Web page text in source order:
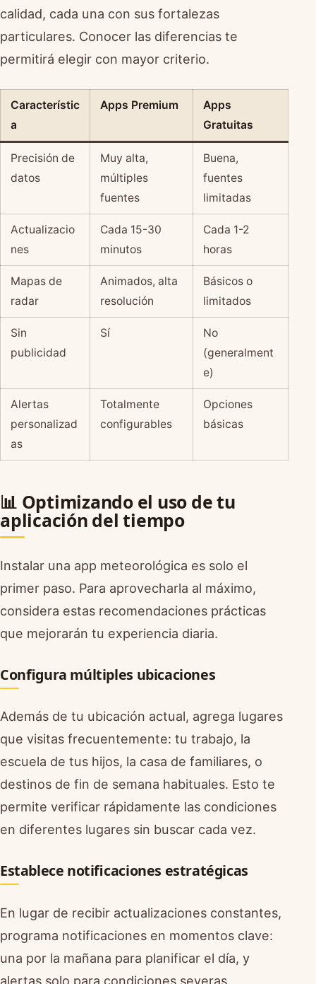
calidad, cada una con sus fortalezas
particulares. Conocer las diferencias te
permitirá elegir con mayor criterio.
Característic
a
Apps Premium
Apps
Gratuitas
Precisión de
datos
Muy alta,
múltiples
fuentes
Buena,
fuentes
limitadas
Actualizacio
nes
Cada 15-30
minutos
Cada 1-2
horas
Mapas de
radar
Animados, alta
resolución
Básicos o
limitados
Sin
publicidad
Sí
No
(generalment
e)
Alertas
personalizad
as
Totalmente
configurables
Opciones
básicas
📊 Optimizando el uso de tu
aplicación del tiempo
Instalar una app meteorológica es solo el
primer paso. Para aprovecharla al máximo,
considera estas recomendaciones prácticas
que mejorarán tu experiencia diaria.
Configura múltiples ubicaciones
Además de tu ubicación actual, agrega lugares
que visitas frecuentemente: tu trabajo, la
escuela de tus hijos, la casa de familiares, o
destinos de fin de semana habituales. Esto te
permite verificar rápidamente las condiciones
en diferentes lugares sin buscar cada vez.
Establece notificaciones estratégicas
En lugar de recibir actualizaciones constantes,
programa notificaciones en momentos clave:
una por la mañana para planificar el día, y
alertas solo para condiciones severas.